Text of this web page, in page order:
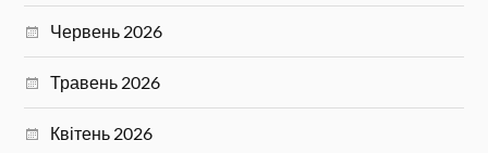
Червень 2026
Травень 2026
Квітень 2026